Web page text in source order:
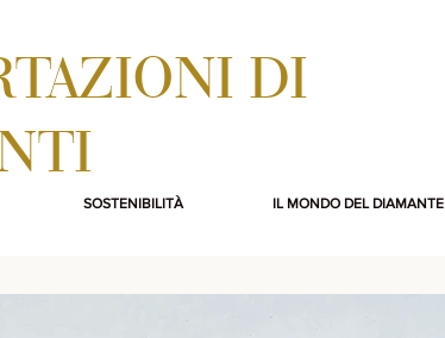
DI
SOSTENIBILITÀ IL MONDO DEL DIAMANTE